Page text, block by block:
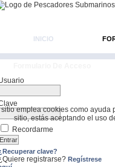
sitio emplea cookies como ayuda
sitio, estás aceptando el uso
INICIO
Recordarme
clave?
registrarse? Regístrese